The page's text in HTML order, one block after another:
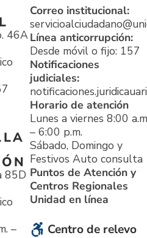
46A
85D
–
Correo institucional:
Línea anticorrupción:
Desde móvil o fijo: 157
Notificaciones
judiciales:
Horario de atención
Lunes a viernes 8:00
– 6:00 p.m.
Sábado, Domingo y
Festivos Auto consulta
Puntos de Atención y
Centros Regionales
Unidad en línea
Centro de relevo